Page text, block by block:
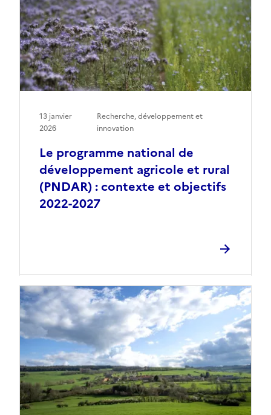
Le programme national de
développement agricole et rural
(PNDAR) : contexte et objectifs
2022-2027
13 janvier
2026
Recherche, développement et
innovation